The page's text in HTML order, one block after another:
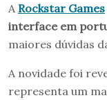
A Rockstar Games
interface em
maiores dúvidas
A novidade foi
representa um